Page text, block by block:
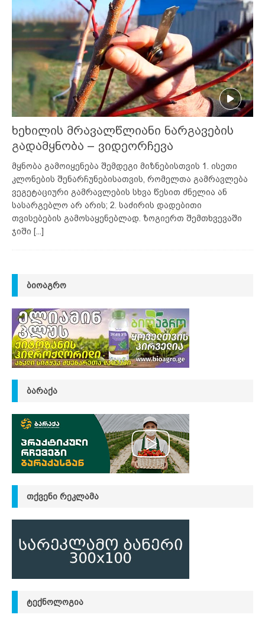
ხეხილის მრავალწლიანი ნარგავების
გადამყნობა – ვიდეორჩევა
მყნობა გამოიყენება შემდეგი მიზნებისთვის 1. ისეთი
კლონების შენარჩუნებისათვის, რომელთა გამრავლება
ვეგეტაციური გამრავლების სხვა წესით ძნელია ან
სასარგებლო არ არის; 2. საძირის დადებითი
თვისებების გამოსაყენებლად. ზოგიერთ შემთხვევაში
ჯიში [...]
ᲑᲘᲝᲐᲒᲠᲝ
ᲑᲐᲠᲐᲥᲐ
ᲗᲥᲕᲔᲜᲘ ᲠᲔᲙᲚᲐᲛᲐ
ᲢᲔᲥᲜᲝᲚᲝᲒᲘᲐ